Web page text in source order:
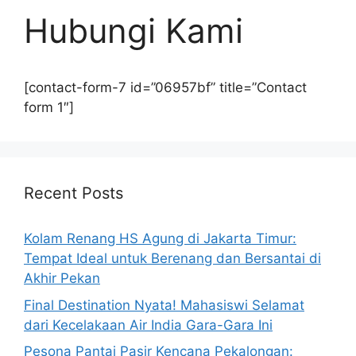
Hubungi Kami
[contact-form-7 id=”06957bf” title=”Contact
form 1″]
Recent Posts
Kolam Renang HS Agung di Jakarta Timur:
Tempat Ideal untuk Berenang dan Bersantai di
Akhir Pekan
Final Destination Nyata! Mahasiswi Selamat
dari Kecelakaan Air India Gara-Gara Ini
Pesona Pantai Pasir Kencana Pekalongan: